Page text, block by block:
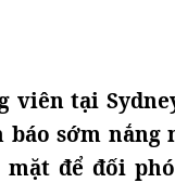
viên tại
báo sớm
để đối